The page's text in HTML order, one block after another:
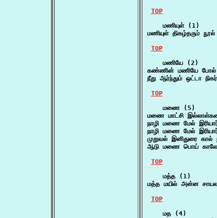
TOP
    மணியுள் (1)
மணியுள் திகழ்தரும்
TOP
    மணியே (2)
கண்ணின் மணியே போல்
நீறு ஆர்ந்தும் ஒட்டா
TOP
    மணை (5)
மணை மாட்சி
நாழி மணை மேல்
நாழி மணை மேல்
முறுவல் இனிதுரை
ஆடு மணை பொய்
TOP
    மத்த (1)
மத்த மயில் அன்ன
TOP
    மத (4)